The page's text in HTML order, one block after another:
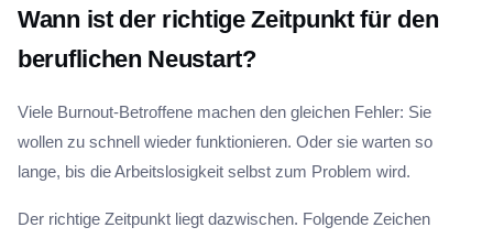
Wann ist der richtige Zeitpunkt für den
beruflichen Neustart?
Viele Burnout-Betroffene machen den gleichen Fehler: Sie
wollen zu schnell wieder funktionieren. Oder sie warten so
lange, bis die Arbeitslosigkeit selbst zum Problem wird.
Der richtige Zeitpunkt liegt dazwischen. Folgende Zeichen